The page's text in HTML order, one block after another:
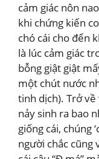
cảm giác nôn
khi chứng kiến
chó cái cho đến
là lúc cảm giác
bỗng giật giật
một chút nước
tinh dịch). Trở
nảy sinh ra bao
giống cái, chúng
người chắc cũng